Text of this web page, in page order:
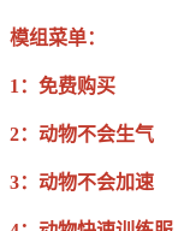
模组菜单：
1：免费购买
2：动物不会生气
3：动物不会加速